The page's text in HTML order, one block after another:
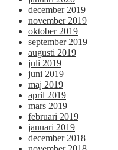
december 2019
november 2019
oktober 2019
september 2019
augusti 2019
juli 2019
juni 2019
maj 2019
april 2019
mars 2019
februari 2019
januari 2019
december 2018